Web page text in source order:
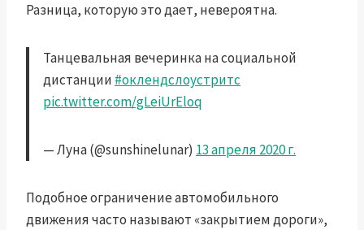
Разница, которую это дает, невероятна.
Танцевальная вечеринка на социальной
дистанции #оклендслоустритс
pic.twitter.com/gLeiUrEloq
— Луна (@sunshinelunar) 13 апреля 2020 г.
Подобное ограничение автомобильного
движения часто называют «закрытием дороги»,